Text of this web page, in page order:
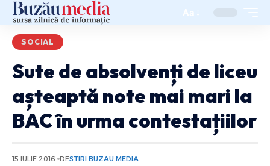
Aa
SOCIAL
Sute de absolvenți de liceu
așteaptă note mai mari la
BAC în urma contestațiilor
15 IULIE 2016 DESTIRI BUZAU MEDIA